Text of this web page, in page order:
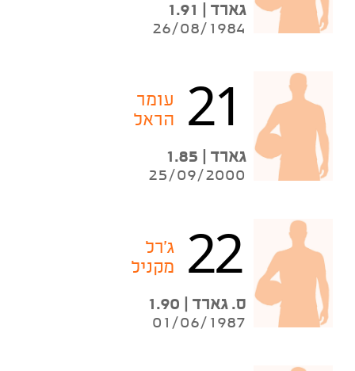
גארד | 1.91
26/08/1984
21
עומר
הראל
גארד | 1.85
25/09/2000
22
ג'רל
מקניל
ס. גארד | 1.90
01/06/1987